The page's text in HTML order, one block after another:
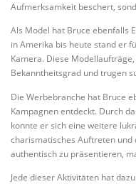
Aufmerksamkeit beschert,
Als Model hat Bruce ebenfalls
in Amerika bis heute stand er
Kamera. Diese
Bekanntheitsgrad und trugen
Die Werbebranche hat Bruce
Kampagnen entdeckt. Durch
konnte er sich eine weitere
charismatisches Auftreten und
authentisch zu präsentieren,
Jede dieser Aktivitäten hat